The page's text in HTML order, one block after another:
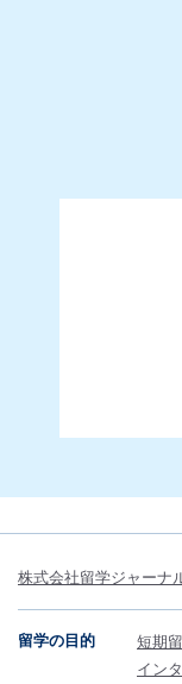
株式会社留学ジャーナ
留学の目的 短期
イン